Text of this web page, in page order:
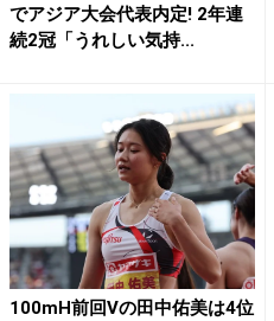
でアジア大会代表内定! 2年連
続2冠「うれしい気持...
100mH前回Vの田中佑美は4位